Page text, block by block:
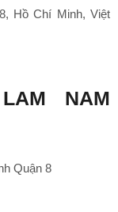
Hồ Chí Minh, Việt
NAM